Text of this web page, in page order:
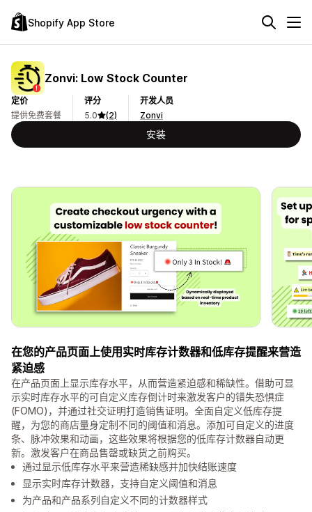
Shopify App Store
Zonvi: Low Stock Counter
定价
提供免费套餐
评分
5.0
(2)
开发人员
Zonvi
安装
在您的产品页面上使用实时库存计数器和低库存提醒来营造
紧迫感
在产品页面上显示库存水平，从而营造紧迫感和稀缺性。借助可显
示实时库存水平的可自定义库存倒计时来激发客户的错失恐惧症
(FOMO)，并通过社交证明打造销售证明。全面自定义低库存提
醒，为您的商店量身定制不同的阈值和消息。添加可自定义的进度
条、脉冲效果和动画，这些效果将根据您的低库存计数器自动更
新。激发客户在商品售罄或缺货之前购买。
通过显示低库存水平来营造稀缺感并加快结账速度
显示实时库存计数器，支持自定义阈值和消息
为产品和产品系列自定义不同的计数器样式